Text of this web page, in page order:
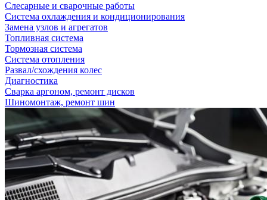
Слесарные и сварочные работы
Система охлаждения и кондиционирования
Замена узлов и агрегатов
Топливная система
Тормозная система
Система отопления
Развал/схождения колес
Диагностика
Сварка аргоном, ремонт дисков
Шиномонтаж, ремонт шин